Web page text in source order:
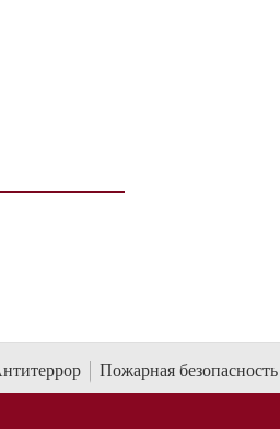
Пожарная безопасность